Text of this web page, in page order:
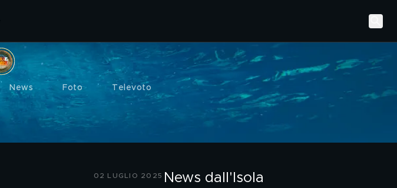
News Foto Televoto
02 LUGLIO 2025 News dall'Isola